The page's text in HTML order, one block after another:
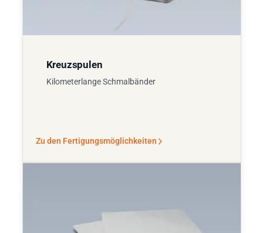
Kreuzspulen
Kilometerlange Schmalbänder
Zu den Fertigungsmöglichkeiten